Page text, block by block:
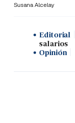
Susana Alcelay
Editorial
salarios
Opinión